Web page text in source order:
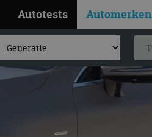
Autotests Automerken